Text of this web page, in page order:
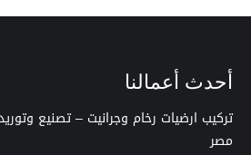
أحدث أعمالنا
تركيب ارضيات رخام وجرانيت – تصنيع
مصر